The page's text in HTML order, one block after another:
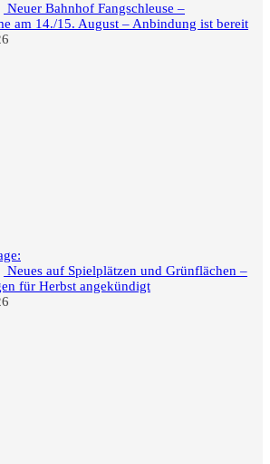
Neuer Bahnhof Fangschleuse –
am 14./15. August – Anbindung ist bereit
Neues auf Spielplätzen und Grünflächen –
für Herbst angekündigt